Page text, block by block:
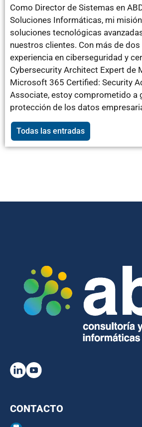
Como Director de Sistemas en
Soluciones Informáticas, mi
soluciones tecnológicas
nuestros clientes. Con más de
experiencia en ciberseguridad y
Cybersecurity Architect Expert de
Microsoft 365 Certified: Security
Associate, estoy comprometido a
protección de los datos
Todas las entradas
CONTACTO